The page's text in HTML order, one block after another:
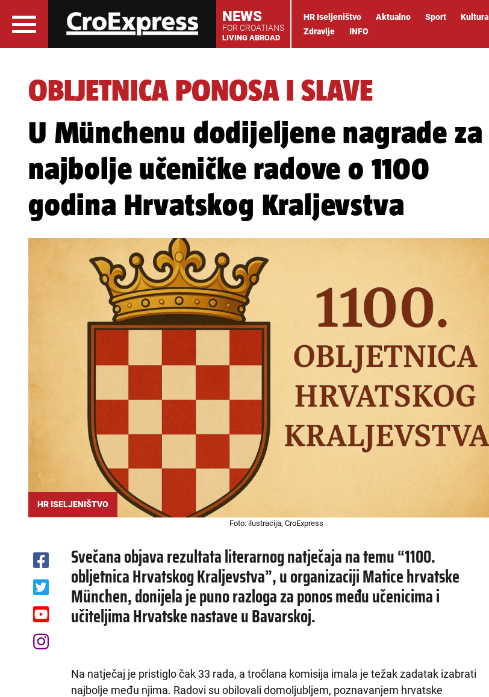
NEWS
FOR CROATIANS
LIVING ABROAD
HR Iseljeništvo Aktualno Sport Kultura
Zdravlje
INFO
OBLJETNICA PONOSA I SLAVE
U Münchenu dodijeljene nagrade za
najbolje učeničke radove o 1100
godina Hrvatskog Kraljevstva
HR ISELJENIŠTVO
Foto: ilustracija, CroExpress
Svečana objava rezultata literarnog natječaja na temu “1100.
obljetnica Hrvatskog Kraljevstva”, u organizaciji Matice hrvatske
München, donijela je puno razloga za ponos među učenicima i
učiteljima Hrvatske nastave u Bavarskoj.
Na natječaj je pristiglo čak 33 rada, a tročlana komisija imala je težak zadatak izabrati
najbolje među njima. Radovi su obilovali domoljubljem, poznavanjem hrvatske